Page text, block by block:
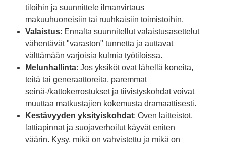
tiloihin ja suunnittele ilmanvirtaus
makuuhuoneisiin tai ruuhkaisiin toimistoihin.
Valaistus: Ennalta suunnitellut valaistusasettelut
vähentävät "varaston" tunnetta ja auttavat
välttämään varjoisia kulmia työtiloissa.
Melunhallinta: Jos yksiköt ovat lähellä koneita,
teitä tai generaattoreita, paremmat
seinä-/kattokerrostukset ja tiivistyskohdat voivat
muuttaa matkustajien kokemusta dramaattisesti.
Kestävyyden yksityiskohdat: Oven laitteistot,
lattiapinnat ja suojaverhoilut käyvät eniten
väärin. Kysy, mikä on vahvistettu ja mikä on